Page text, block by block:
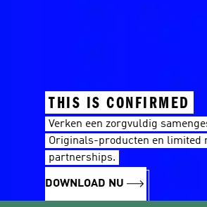
THIS IS CONFIRMED
Verken een zorgvuldig
Originals-producten en limited
partnerships.
DOWNLOAD NU